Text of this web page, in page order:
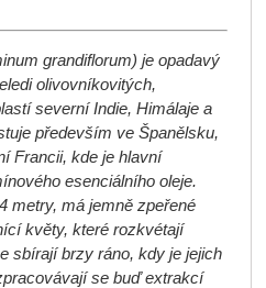
grandiflorum) je opadavý
olivovníkovitých,
severní Indie, Himálaje a
především ve Španělsku,
Francii, kde je hlavní
esenciálního oleje.
metry, má jemně zpeřené
květy, které rozkvétají
sbírají brzy ráno, kdy je jejich
se buď extrakcí